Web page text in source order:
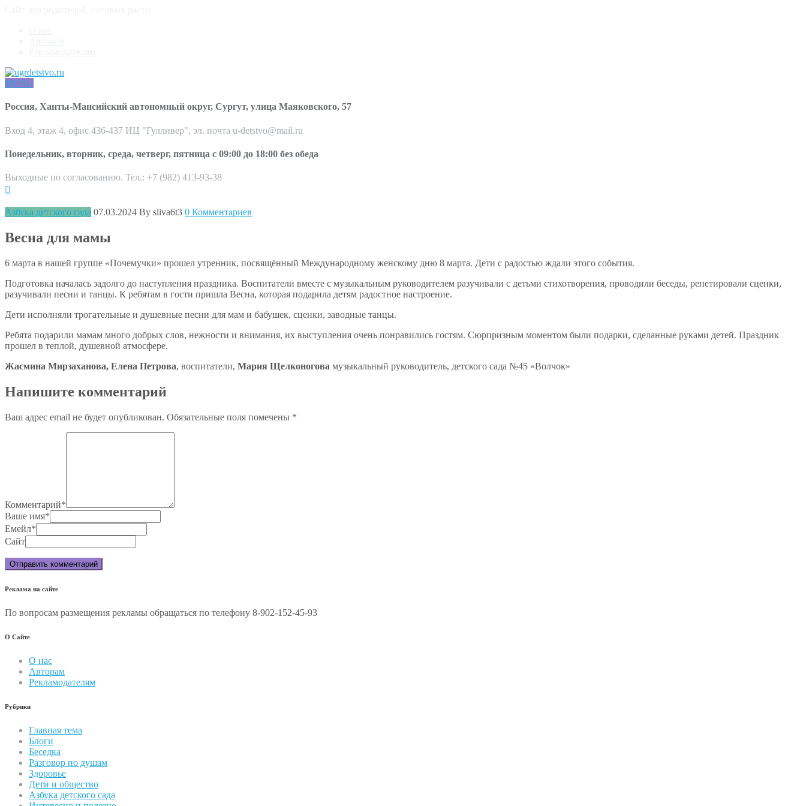
MENU
Россия, Ханты-Мансийский автономный округ, Сургут, улица Маяковского, 57
Вход 4, этаж 4, офис 436-437 ИЦ "Гулливер", эл. почта u-detstvo@mail.ru
Понедельник, вторник, среда, четверг, пятница с 09:00 до 18:00 без обеда
Выходные по согласованию. Тел.: +7 (982) 413-93-38
Азбука детского сада 07.03.2024 By sliva6t3 0 Комментариев
Весна для мамы
6 марта в нашей группе «Почемучки» прошел утренник, посвящённый Международному женскому дню 8 марта. Дети с радостью ждали этого события.
Подготовка началась задолго до наступления праздника. Воспитатели вместе с музыкальным руководителем разучивали с детьми стихотворения, проводили беседы, репетировали сценки,
разучивали песни и танцы. К ребятам в гости пришла Весна, которая подарила детям радостное настроение.
Дети исполняли трогательные и душевные песни для мам и бабушек, сценки, заводные танцы.
Ребята подарили мамам много добрых слов, нежности и внимания, их выступления очень понравились гостям. Сюрпризным моментом были подарки, сделанные руками детей. Праздник
прошел в теплой, душевной атмосфере.
Жасмина Мирзаханова, Елена Петрова, воспитатели, Мария Щелконогова музыкальный руководитель, детского сада №45 «Волчок»
Напишите комментарий
Ваш адрес email не будет опубликован. Обязательные поля помечены *
Комментарий*
Ваше имя*
Емейл*
Сайт
Реклама на сайте
По вопросам размещения рекламы обращаться по телефону 8-902-152-45-93
О Сайте
О нас
Авторам
Рекламодателям
Рубрики
Главная тема
Блоги
Беседка
Разговор по душам
Здоровье
Дети и общество
Азбука детского сада